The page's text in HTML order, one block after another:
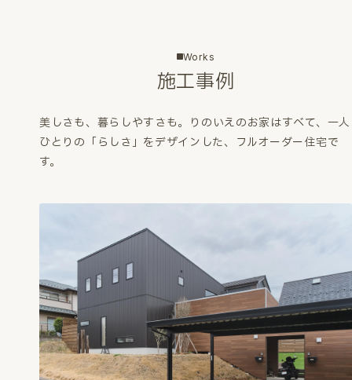
Works
施工事例
美しさも、暮らしやすさも。
りのいえのお家はすべて、一人
ひとりの「らしさ」をデザインした、フルオーダー住宅で
す。